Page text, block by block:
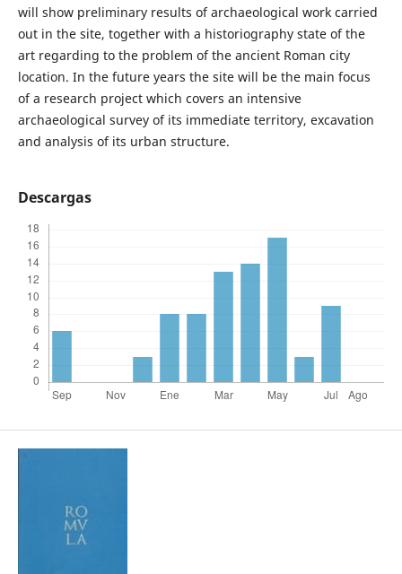
will show preliminary results of archaeological work carried
out in the site, together with a historiography state of the
art regarding to the problem of the ancient Roman city
location. In the future years the site will be the main focus
of a research project which covers an intensive
archaeological survey of its immediate territory, excavation
and analysis of its urban structure.
Descargas